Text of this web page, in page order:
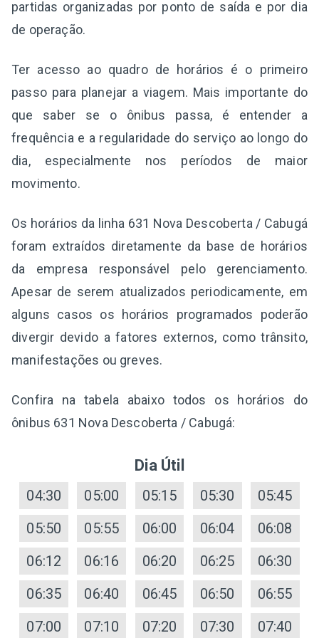
partidas organizadas por ponto de saída e por dia
de operação.
Ter acesso ao quadro de horários é o primeiro
passo para planejar a viagem. Mais importante do
que saber se o ônibus passa, é entender a
frequência e a regularidade do serviço ao longo do
dia, especialmente nos períodos de maior
movimento.
Os horários da linha 631 Nova Descoberta / Cabugá
foram extraídos diretamente da base de horários
da empresa responsável pelo gerenciamento.
Apesar de serem atualizados periodicamente, em
alguns casos os horários programados poderão
divergir devido a fatores externos, como trânsito,
manifestações ou greves.
Confira na tabela abaixo todos os horários do
ônibus 631 Nova Descoberta / Cabugá:
Dia Útil
04:30 05:00 05:15 05:30
05:45
05:50
05:55 06:00 06:04
06:08
06:12
06:16 06:20 06:25
06:30
06:35
06:40 06:45 06:50
06:55
07:00
07:10 07:20 07:30 07:40